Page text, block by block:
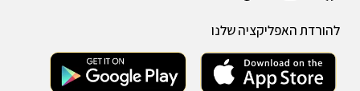
להורדת האפליקציה שלנו